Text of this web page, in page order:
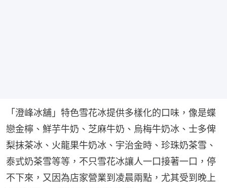
「澄峰冰舖」特色雪花冰提供多樣化的口味，像是蝶
戀金檸、鮮芋牛奶、芝麻牛奶、烏梅牛奶冰、士多俾
梨抹茶冰、火龍果牛奶冰、宇治金時、珍珠奶茶雪、
泰式奶茶雪等等，不只雪花冰讓人一口接著一口，停
不下來，又因為店家營業到凌晨兩點，尤其受到晚上